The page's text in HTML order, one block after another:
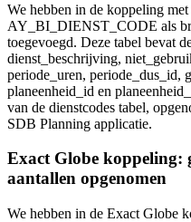
We hebben in de koppeling
AY_BI_DIENST_CODE als
toegevoegd. Deze tabel bevat
dienst_beschrijving,
periode_uren, periode_dus_id,
planeenheid_id en
van de dienstcodes tabel,
SDB Planning applicatie.
Exact Globe koppeling:
aantallen opgenomen
We hebben in de Exact Globe